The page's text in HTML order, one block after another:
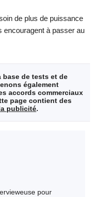
de plus de puissance
encouragent à passer au
de tests et de
également
accords commerciaux
page contient des
publicité.
pour